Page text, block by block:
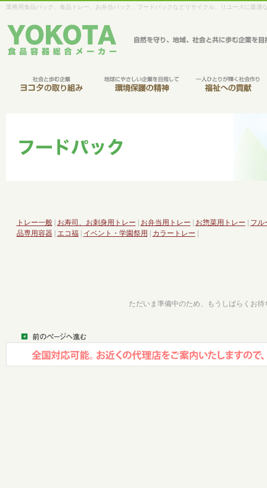
業務用食品パック、食品トレー、お弁当パック、フードパックなどリサイクル、リユースに最
トレー一般| お寿司、お刺身用トレー お弁当用トレー お惣菜用トレー
フル
品専用容器| エコ福| イベント・学園祭用 カラートレー
ただいま準備中のため、もうしばらくお待